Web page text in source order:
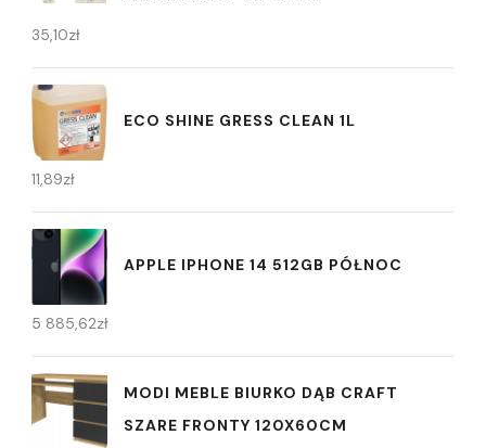
35,10zł
ECO SHINE GRESS CLEAN 1L
11,89zł
APPLE IPHONE 14 512GB PÓŁNOC
5 885,62zł
MODI MEBLE BIURKO DĄB CRAFT
SZARE FRONTY 120X60CM